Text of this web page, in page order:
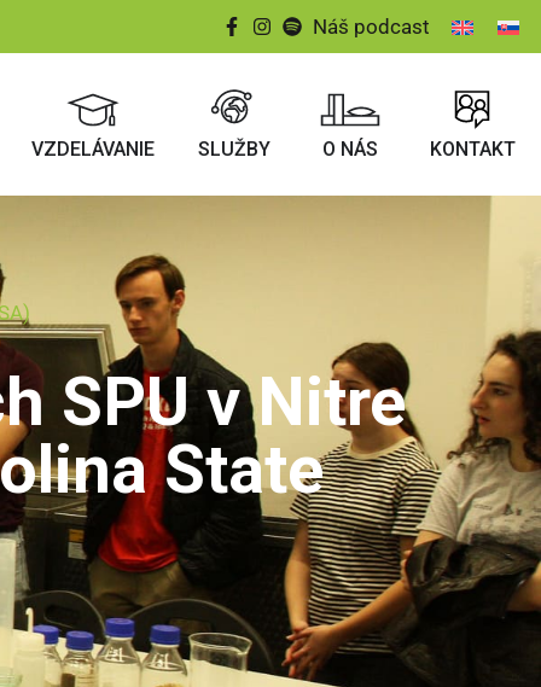
Náš podcast
VZDELÁVANIE SLUŽBY O NÁS KONTAKT
SPU v Nitre
State